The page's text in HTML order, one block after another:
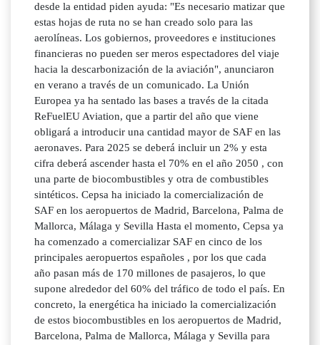
desde la entidad piden ayuda: "Es necesario matizar que
estas hojas de ruta no se han creado solo para las
aerolíneas. Los gobiernos, proveedores e instituciones
financieras no pueden ser meros espectadores del viaje
hacia la descarbonización de la aviación", anunciaron
en verano a través de un comunicado. La Unión
Europea ya ha sentado las bases a través de la citada
ReFuelEU Aviation, que a partir del año que viene
obligará a introducir una cantidad mayor de SAF en las
aeronaves. Para 2025 se deberá incluir un 2% y esta
cifra deberá ascender hasta el 70% en el año 2050 , con
una parte de biocombustibles y otra de combustibles
sintéticos. Cepsa ha iniciado la comercialización de
SAF en los aeropuertos de Madrid, Barcelona, Palma de
Mallorca, Málaga y Sevilla Hasta el momento, Cepsa ya
ha comenzado a comercializar SAF en cinco de los
principales aeropuertos españoles , por los que cada
año pasan más de 170 millones de pasajeros, lo que
supone alrededor del 60% del tráfico de todo el país. En
concreto, la energética ha iniciado la comercialización
de estos biocombustibles en los aeropuertos de Madrid,
Barcelona, Palma de Mallorca, Málaga y Sevilla para